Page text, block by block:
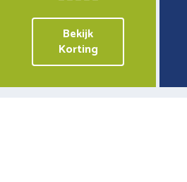
Bekijk
Korting